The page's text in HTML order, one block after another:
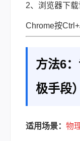
2、浏览器下
Chrome按
方法6
极手段）
适用场景： 物